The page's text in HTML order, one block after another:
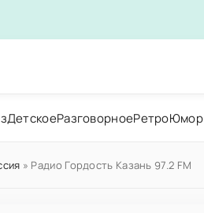
ДетскоеРазговорноеРетроЮмор
» Радио Гордость Казань 97.2 FM